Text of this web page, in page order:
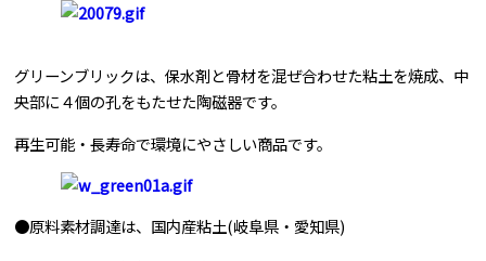
グリーンブリックは、保水剤と骨材を混ぜ合わせた粘土を焼成、中
央部に４個の孔をもたせた陶磁器です。
再生可能・長寿命で環境にやさしい商品です。
●原料素材調達は、国内産粘土(岐阜県・愛知県)